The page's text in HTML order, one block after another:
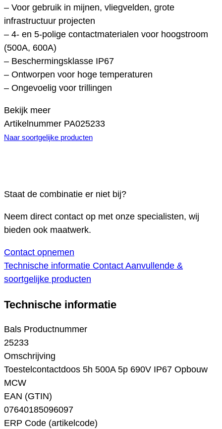
– Voor gebruik in mijnen, vliegvelden, grote
infrastructuur projecten
– 4- en 5-polige contactmaterialen voor hoogstroom
(500A, 600A)
– Beschermingsklasse IP67
– Ontworpen voor hoge temperaturen
– Ongevoelig voor trillingen
Bekijk meer
Artikelnummer PA025233
Naar soortgelijke producten
Staat de combinatie er niet bij?
Neem direct contact op met onze specialisten, wij
bieden ook maatwerk.
Contact opnemen
Technische informatie Contact Aanvullende &
soortgelijke producten
Technische informatie
Bals Productnummer
25233
Omschrijving
Toestelcontactdoos 5h 500A 5p 690V IP67 Opbouw
MCW
EAN (GTIN)
07640185096097
ERP Code (artikelcode)